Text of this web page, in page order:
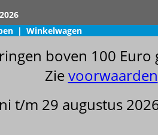
| Winkelwagen
boven 100
Zievoorwaarden
t/m 29 augustus